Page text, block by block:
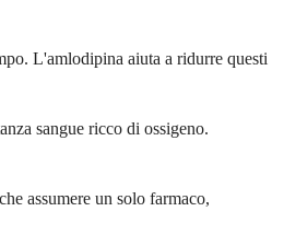
L'amlodipina aiuta a ridurre questi
sangue ricco di ossigeno.
assumere un solo farmaco,